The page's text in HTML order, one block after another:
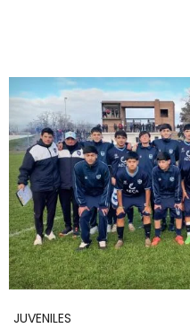
JUVENILES